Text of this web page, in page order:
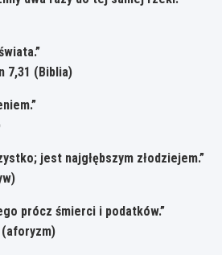
7,31 (Biblia)
jest najgłębszym złodziejem.”
prócz śmierci i podatków.”
(aforyzm)